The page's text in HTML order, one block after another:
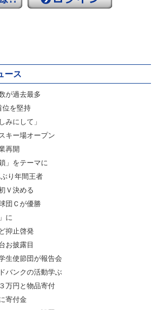
ース
が過去最多
位を堅持
みにして」
キー場オープン
再開
」をテーマに
り年間王者
Ｖ決める
団Ｃが優勝
に
抑止啓発
お披露目
生使節団が報告会
バンクの活動学ぶ
万円と物品寄付
寄付金